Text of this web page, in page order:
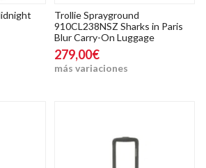
Trollie Sprayground
910CL238NSZ Sharks in Paris
Blur Carry-On Luggage
279,00€
más variaciones